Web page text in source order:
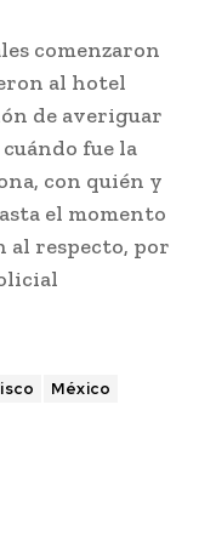
comenzaron
al hotel
de averiguar
fue la
con quién y
el momento
al respecto, por
México